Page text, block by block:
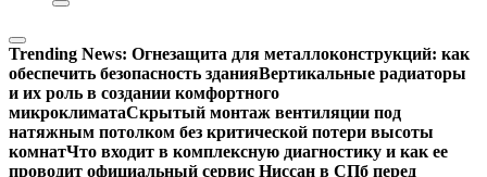
Trending News: Огнезащита для металлоконструкций: как
обеспечить безопасность зданияВертикальные радиаторы
и их роль в создании комфортного
микроклиматаСкрытый монтаж вентиляции под
натяжным потолком без критической потери высоты
комнатЧто входит в комплексную диагностику и как ее
проводит официальный сервис Ниссан в СПб перед